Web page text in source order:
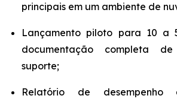
principais em um ambiente de
Lançamento piloto para 10 a
documentação completa
suporte;
Relatório de desempenho